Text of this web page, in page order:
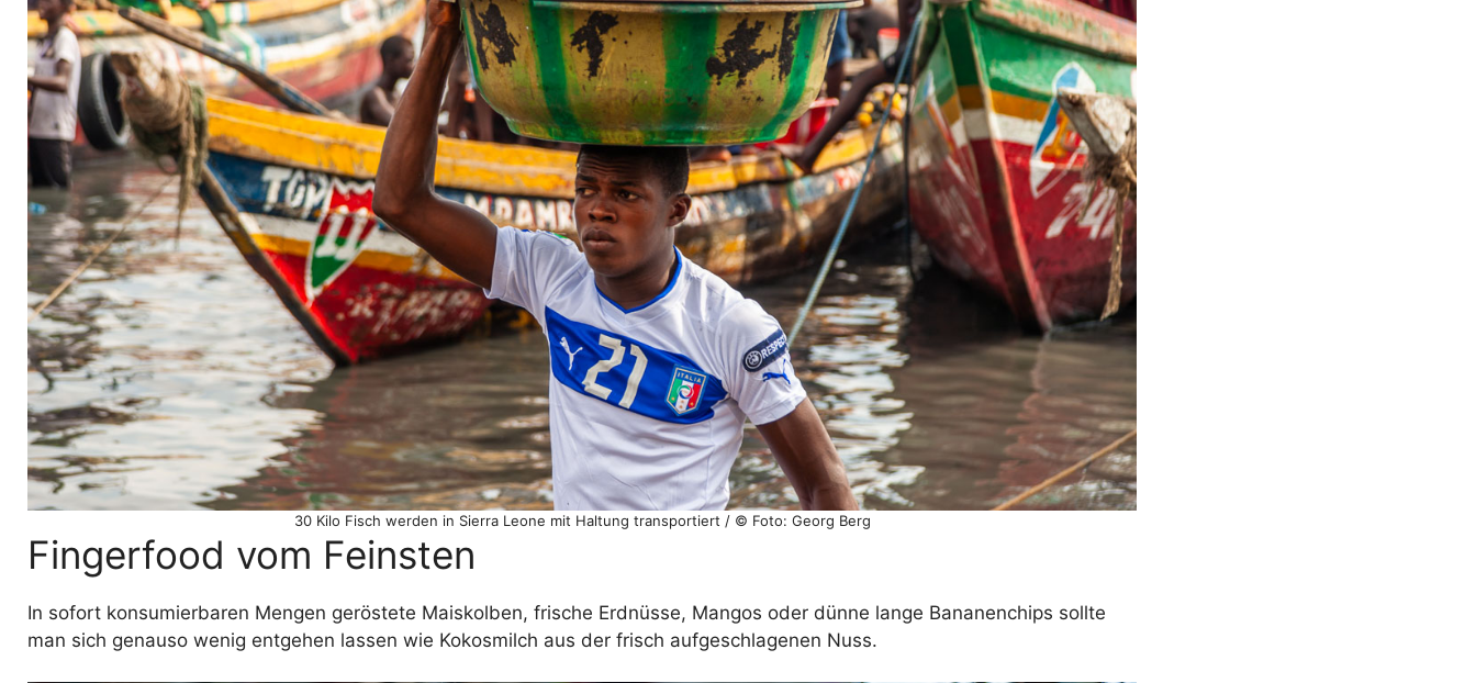
30 Kilo Fisch werden in Sierra Leone mit Haltung transportiert / © Foto: Georg Berg
Fingerfood vom Feinsten
In sofort konsumierbaren Mengen geröstete Maiskolben, frische Erdnüsse, Mangos oder dünne lange Bananenchips sollte
man sich genauso wenig entgehen lassen wie Kokosmilch aus der frisch aufgeschlagenen Nuss.